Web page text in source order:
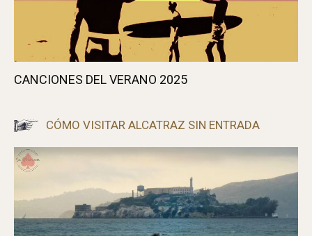
CANCIONES DEL VERANO 2025
CÓMO VISITAR ALCATRAZ SIN ENTRADA